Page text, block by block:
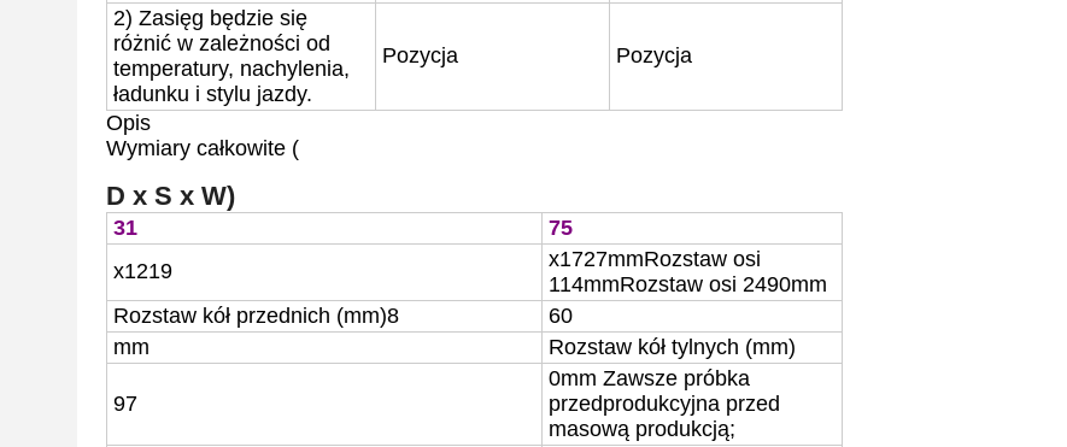
2) Zasięg będzie się
różnić w zależności od
temperatury, nachylenia,
ładunku i stylu jazdy.
Pozycja Pozycja
Opis
Wymiary całkowite (
D x S x W)
31
75
x1219 x1727mmRozstaw osi
114mmRozstaw osi 2490mm
Rozstaw kół przednich (mm)8
60
mm
Rozstaw kół tylnych (mm)
97
0mm Zawsze próbka
przedprodukcyjna przed
masową produkcją;